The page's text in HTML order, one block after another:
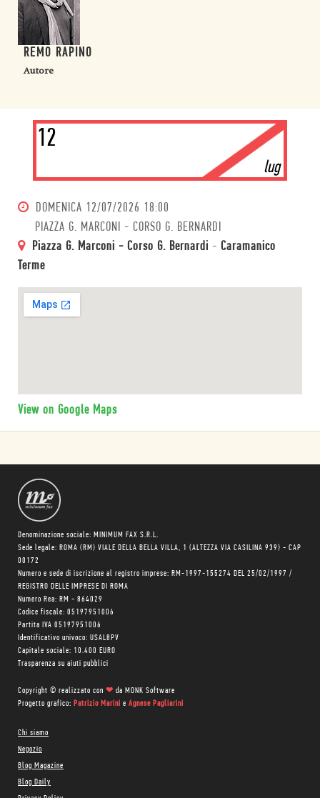
REMO RAPINO
Autore
12
lug
DOMENICA 12/07/2026 18:00
PIAZZA G. MARCONI - CORSO G. BERNARDI
Piazza G. Marconi - Corso G. Bernardi - Caramanico
Terme
View on Google Maps
Denominazione sociale: MINIMUM FAX S.R.L.
Sede legale: ROMA (RM) VIALE DELLA BELLA VILLA, 1 (ALTEZZA VIA CASILINA 939) - CAP
00172
Numero e sede di iscrizione al registro imprese: RM-1997-155274 DEL 25/02/1997 /
REGISTRO DELLE IMPRESE DI ROMA
Numero Rea: RM - 864029
Codice fiscale: 05197951006
Partita IVA 05197951006
Identificativo univoco: USAL8PV
Capitale sociale: 10.400 EURO
Trasparenza su aiuti pubblici
Copyright © realizzato con ❤ da MONK Software
Progetto grafico: Patrizio Marini e Agnese Pagliarini
Chi siamo
Negozio
Blog Magazine
Blog Daily